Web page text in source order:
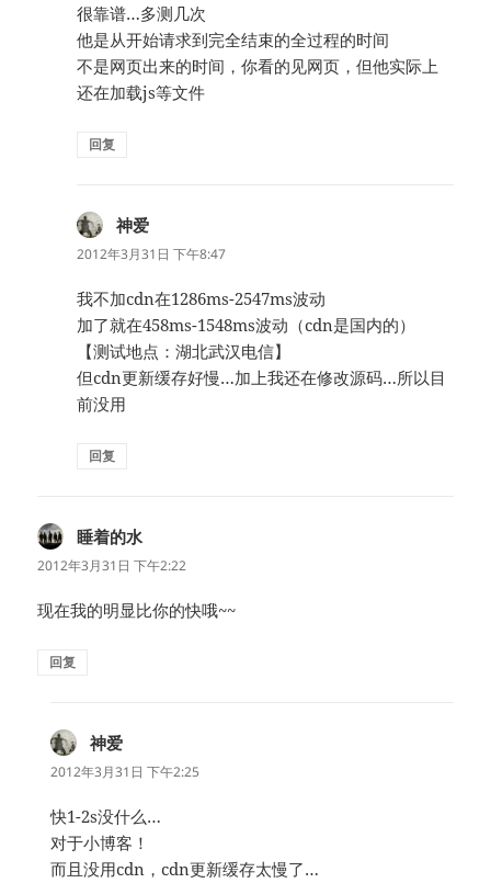
很靠谱…多测几次
他是从开始请求到完全结束的全过程的时间
不是网页出来的时间，你看的见网页，但他实际上
还在加载js等文件
回复
神爱
道：
2012年3月31日 下午8:47
我不加cdn在1286ms-2547ms波动
加了就在458ms-1548ms波动（cdn是国内的）
【测试地点：湖北武汉电信】
但cdn更新缓存好慢…加上我还在修改源码…所以目
前没用
回复
睡着的水
道：
2012年3月31日 下午2:22
现在我的明显比你的快哦~~
回复
神爱
道：
2012年3月31日 下午2:25
快1-2s没什么…
对于小博客！
而且没用cdn，cdn更新缓存太慢了…